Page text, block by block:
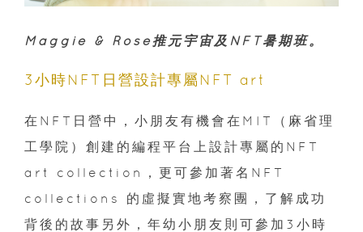
Maggie & Rose推元宇宙及NFT暑期班。
3小時NFT日營設計專屬NFT art
在NFT日營中，小朋友有機會在MIT（麻省理
工學院）創建的編程平台上設計專屬的NFT
art collection，更可參加著名NFT
collections 的虛擬實地考察團，了解成功
背後的故事另外，年幼小朋友則可參加3小時